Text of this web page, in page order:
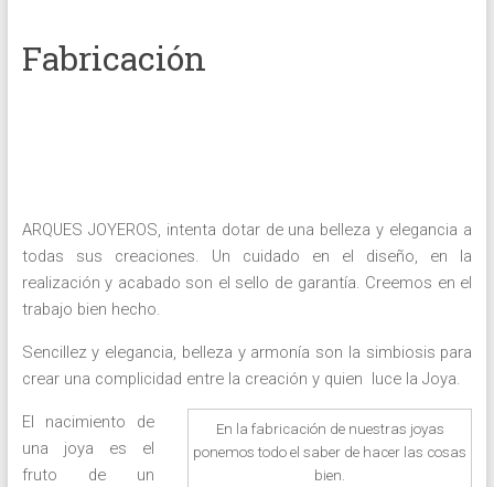
Fabricación
ARQUES JOYEROS, intenta dotar de una belleza y elegancia a
todas sus creaciones. Un cuidado en el diseño, en la
realización y acabado son el sello de garantía. Creemos en el
trabajo bien hecho.
Sencillez y elegancia, belleza y armonía son la simbiosis para
crear una complicidad entre la creación y quien luce la Joya.
En la fabricación de nuestras joyas
ponemos todo el saber de hacer las cosas
bien.
El nacimiento de
una joya es el
fruto de un